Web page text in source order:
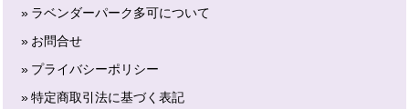
ラベンダーパーク多可について
お問合せ
プライバシーポリシー
特定商取引法に基づく表記